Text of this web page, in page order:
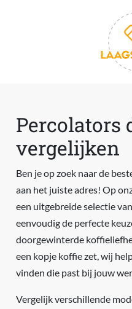
Percolators
vergelijken
Ben je op zoek naar de
aan het juiste adres! Op
een uitgebreide selectie
eenvoudig de perfecte
doorgewinterde
een kopje koffie zet, wij
vinden die past bij jouw
Vergelijk verschillende